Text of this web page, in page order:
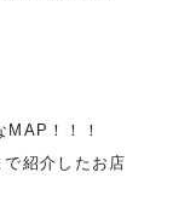
MAP！！！
紹介したお店